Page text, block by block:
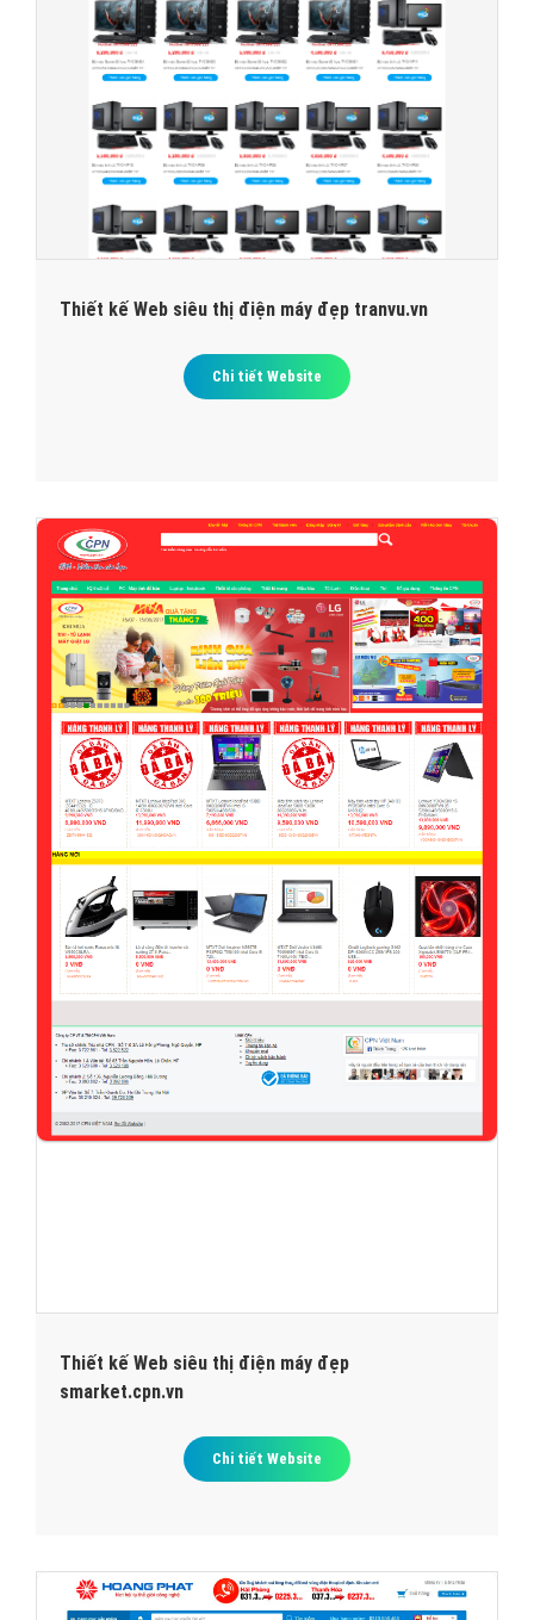
Thiết kế Web siêu thị điện máy đẹp tranvu.vn
Chi tiết Website
Thiết kế Web siêu thị điện máy đẹp
smarket.cpn.vn
Chi tiết Website